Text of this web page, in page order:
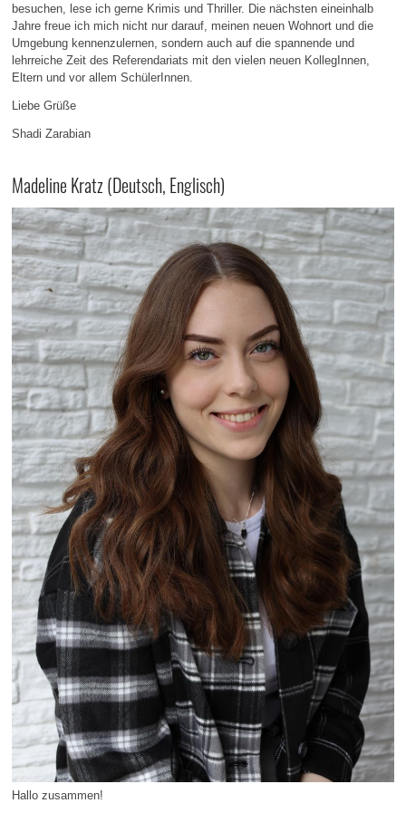
besuchen, lese ich gerne Krimis und Thriller. Die nächsten eineinhalb
Jahre freue ich mich nicht nur darauf, meinen neuen Wohnort und die
Umgebung kennenzulernen, sondern auch auf die spannende und
lehrreiche Zeit des Referendariats mit den vielen neuen KollegInnen,
Eltern und vor allem SchülerInnen.
Liebe Grüße
Shadi Zarabian
Madeline Kratz (Deutsch, Englisch)
Hallo zusammen!